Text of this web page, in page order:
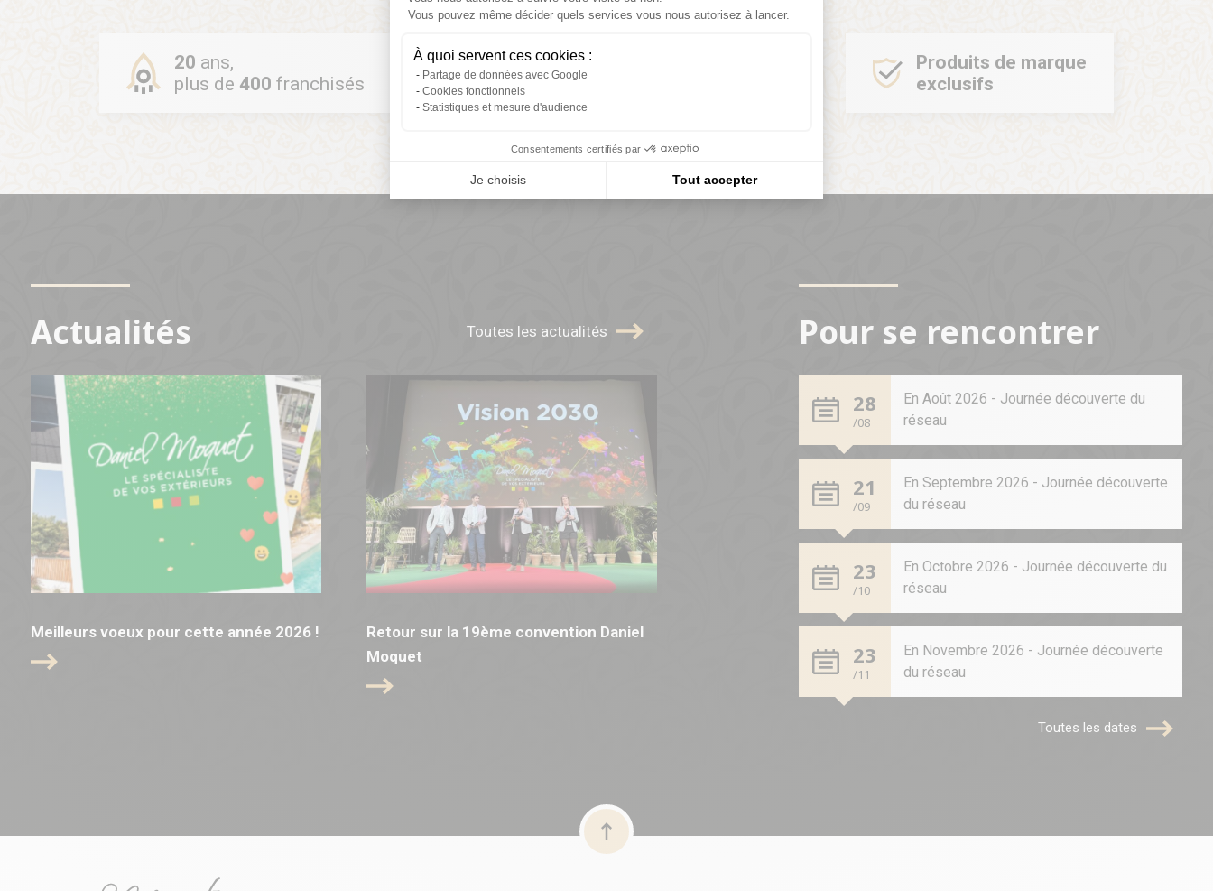
Vous pouvez même décider quels services vous nous autorisez à lancer.
À quoi servent ces cookies :
Partage de données avec Google
Cookies fonctionnels
Statistiques et mesure d'audience
Consentements certifiés par
Je choisis Tout accepter
20 ans,
plus de 400 franchisés
98% de
réussite
Produits de marque
exclusifs
Actualités Toutes les actualités
Meilleurs voeux pour cette année 2026 !
Retour sur la 19ème convention Daniel
Moquet
Pour se rencontrer
28
/08
En Août 2026 - Journée découverte du
réseau
21
/09
En Septembre 2026 - Journée découverte
du réseau
23
/10
En Octobre 2026 - Journée découverte du
réseau
23
/11
En Novembre 2026 - Journée découverte
du réseau
Toutes les dates